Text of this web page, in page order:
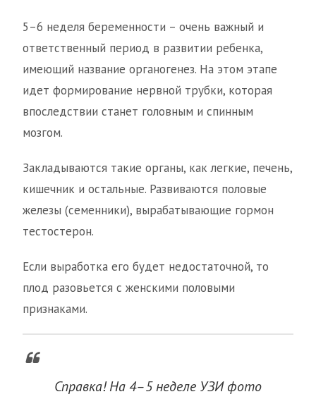
5–6 неделя беременности – очень важный и
ответственный период в развитии ребенка,
имеющий название органогенез. На этом этапе
идет формирование нервной трубки, которая
впоследствии станет головным и спинным
мозгом.
Закладываются такие органы, как легкие, печень,
кишечник и остальные. Развиваются половые
железы (семенники), вырабатывающие гормон
тестостерон.
Если выработка его будет недостаточной, то
плод разовьется с женскими половыми
признаками.
Справка! На 4–5 неделе УЗИ фото